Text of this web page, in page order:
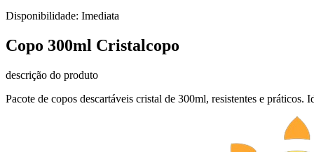
Disponibilidade: Imediata
Copo 300ml Cristalcopo
descrição do produto
Pacote de copos descartáveis cristal de 300ml, resistentes e práticos.